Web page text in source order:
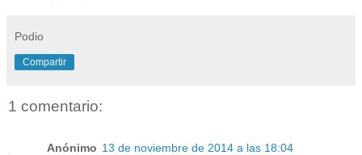
Podio
Compartir
1 comentario:
Anónimo 13 de noviembre de 2014 a las 18:04